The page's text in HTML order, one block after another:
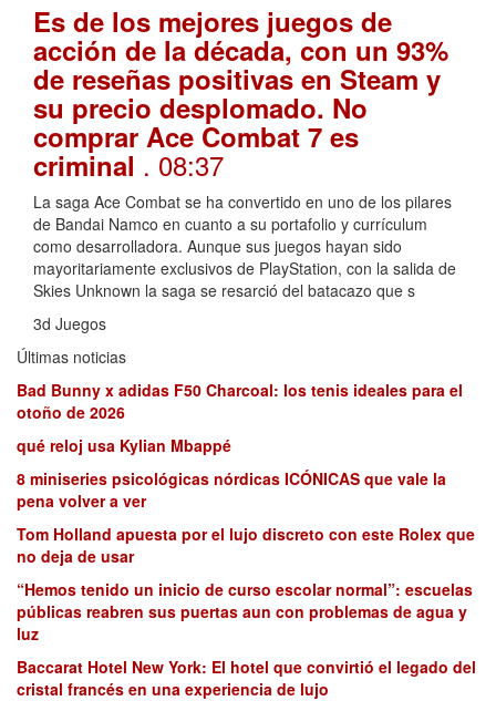
Es de los mejores juegos de
acción de la década, con un 93%
de reseñas positivas en Steam y
su precio desplomado. No
comprar Ace Combat 7 es
criminal . 08:37
La saga Ace Combat se ha convertido en uno de los pilares
de Bandai Namco en cuanto a su portafolio y currículum
como desarrolladora. Aunque sus juegos hayan sido
mayoritariamente exclusivos de PlayStation, con la salida de
Skies Unknown la saga se resarció del batacazo que s
3d Juegos
Últimas noticias
Bad Bunny x adidas F50 Charcoal: los tenis ideales para el
otoño de 2026
qué reloj usa Kylian Mbappé
8 miniseries psicológicas nórdicas ICÓNICAS que vale la
pena volver a ver
Tom Holland apuesta por el lujo discreto con este Rolex que
no deja de usar
“Hemos tenido un inicio de curso escolar normal”: escuelas
públicas reabren sus puertas aun con problemas de agua y
luz
Baccarat Hotel New York: El hotel que convirtió el legado del
cristal francés en una experiencia de lujo